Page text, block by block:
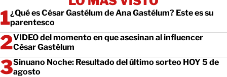
¿Qué es César Gastélum de Ana Gastélum? Este es su
parentesco
VIDEO del momento en que asesinan al influencer
César Gastélum
Sinuano Noche: Resultado del último sorteo HOY 5 de
agosto